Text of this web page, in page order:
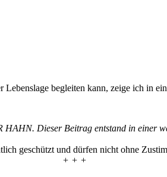
Lebenslage begleiten kann, zeige ich in
HAHN. Dieser Beitrag entstand in einer
geschützt und dürfen nicht ohne
+ + +